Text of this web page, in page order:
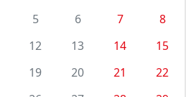
5 6 7
8
12 13 14
15
19 20 21
22